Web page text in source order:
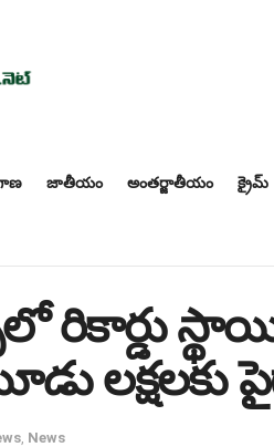
జాతీయం అంతర్జాతీయం క్రైమ్
రికార్డు స్థాయి
News